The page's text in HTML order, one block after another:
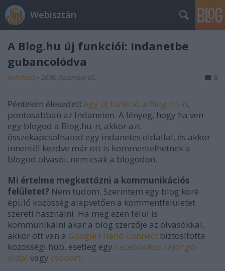
Webisztán
A Blog.hu új funkciói: Indanetbe
gubancolódva
hírbehozó • 2009. december 05. 8
Pénteken élesedett egy új funkció a Blog.hu-n,
pontosabban az Indaneten. A lényeg, hogy ha ven
egy blogod a Blog.hu-n, akkor azt
összekapcsolhatod egy indanetes oldallal, és akkor
innentől kezdve már ott is kommentelhetnek a
blogod olvasói, nem csak a blogodon.
Mi értelme megkettőzni a kommunikációs
felületet? Nem tudom. Szerintem egy blog köré
épülő közösség alapvetően a kommentfelületet
szereti használni. Ha meg ezen felül is
kommunikálni akar a blog szerzője az olvasókkal,
akkor ott van a Google Friend Connect biztosította
közösségi hub, esetleg egy Facebookos rajongói
oldal vagy csoport.